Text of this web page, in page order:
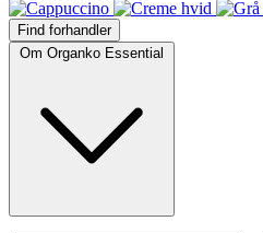
Find forhandler
Om Organko Essential